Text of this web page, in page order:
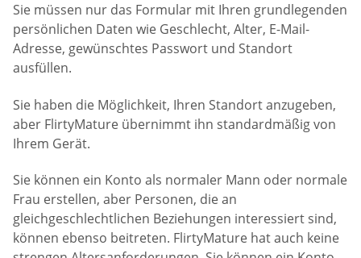
Sie müssen nur das Formular mit Ihren grundlegenden
persönlichen Daten wie Geschlecht, Alter, E-Mail-
Adresse, gewünschtes Passwort und Standort
ausfüllen.
Sie haben die Möglichkeit, Ihren Standort anzugeben,
aber FlirtyMature übernimmt ihn standardmäßig von
Ihrem Gerät.
Sie können ein Konto als normaler Mann oder normale
Frau erstellen, aber Personen, die an
gleichgeschlechtlichen Beziehungen interessiert sind,
können ebenso beitreten. FlirtyMature hat auch keine